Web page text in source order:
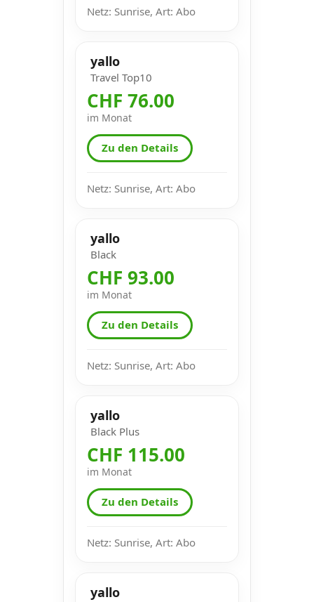
Netz: Sunrise, Art: Abo
yallo
Travel Top10
CHF 76.00
im Monat
Zu den Details
Netz: Sunrise, Art: Abo
yallo
Black
CHF 93.00
im Monat
Zu den Details
Netz: Sunrise, Art: Abo
yallo
Black Plus
CHF 115.00
im Monat
Zu den Details
Netz: Sunrise, Art: Abo
yallo